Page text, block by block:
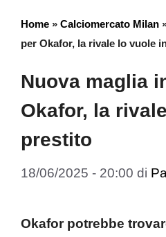
Home » Calciomercato Milan
per Okafor, la rivale lo vuole
Nuova maglia
Okafor, la
prestito
18/06/2025 - 20:00 di
Okafor potrebbe